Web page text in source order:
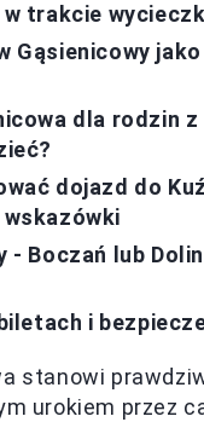
trakcie
Gąsienicowy
dla rodzin
dojazd do
- Boczań lub
i
stanowi
urokiem przez